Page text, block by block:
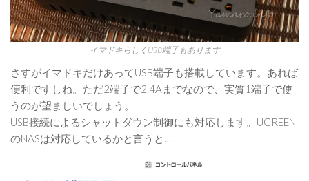
イマドキらしくUSB端子もあります
さすがイマドキだけあってUSB端子も搭載しています。あれば
便利ですしね。ただ2端子で2.4Aまでなので、実質1端子で使
うのが望ましいでしょう。
USB接続によるシャットダウン制御にも対応します。UGREEN
のNASは対応しているかと言うと…